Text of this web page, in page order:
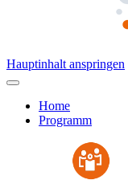
Hauptinhalt anspringen
Home
Programm